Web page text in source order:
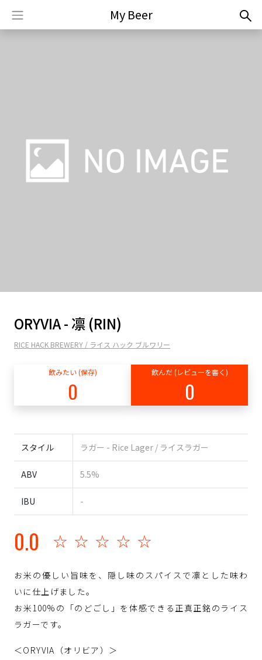
My Beer
ORYVIA - 凛 (RIN)
RICE HACK BREWERY / ライス ハック ブルワリー
飲みたい (保存)
0
飲んだ (レビューを書く)
0
スタイル ラガー - Rice Lager / ライスラガー
ABV 5.5%
IBU -
0.0 ☆☆☆☆☆
お米の優しい旨味を、隠し味のスパイスで凛とした味わ
いに仕上げました。
お米100%の「のどごし」を体感できる正真正銘のライス
ラガーです。
＜ORYVIA（オリビア）＞